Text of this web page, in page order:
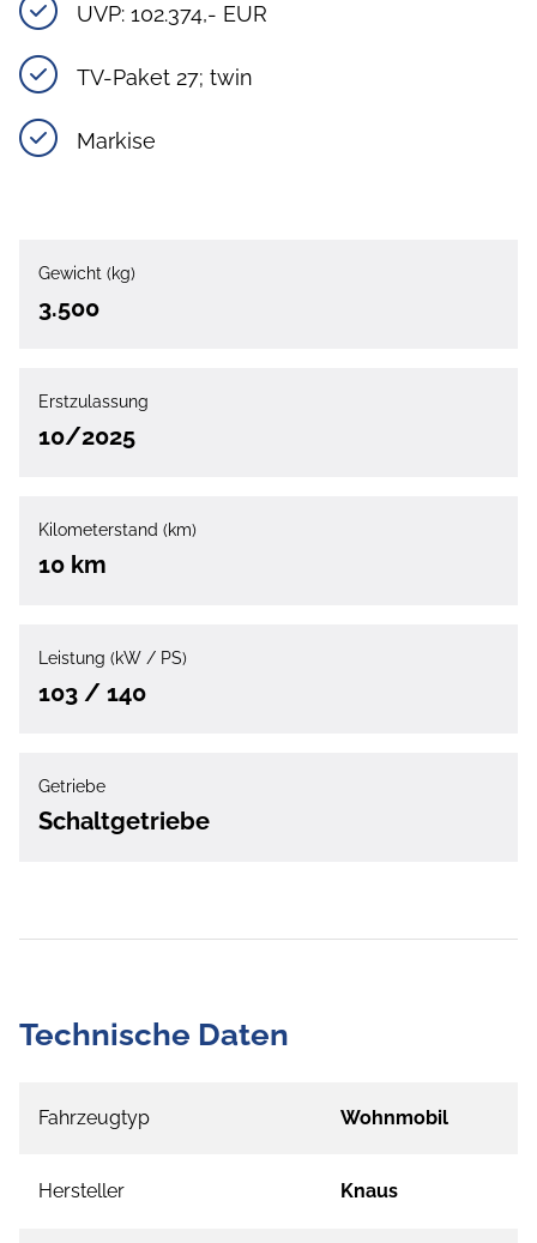
UVP: 102.374,- EUR
TV-Paket 27; twin
Markise
Gewicht (kg)
3.500
Erstzulassung
10/2025
Kilometerstand (km)
10 km
Leistung (kW / PS)
103 / 140
Getriebe
Schaltgetriebe
Technische Daten
Fahrzeugtyp Wohnmobil
Hersteller Knaus